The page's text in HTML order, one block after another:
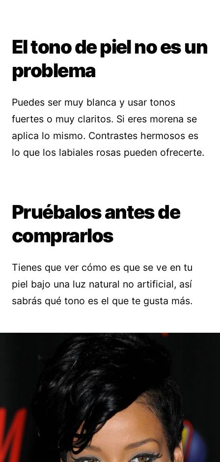
El tono de piel no es un
problema
Puedes ser muy blanca y usar tonos
fuertes o muy claritos. Si eres morena se
aplica lo mismo. Contrastes hermosos es
lo que los labiales rosas pueden ofrecerte.
Pruébalos antes de
comprarlos
Tienes que ver cómo es que se ve en tu
piel bajo una luz natural no artificial, así
sabrás qué tono es el que te gusta más.